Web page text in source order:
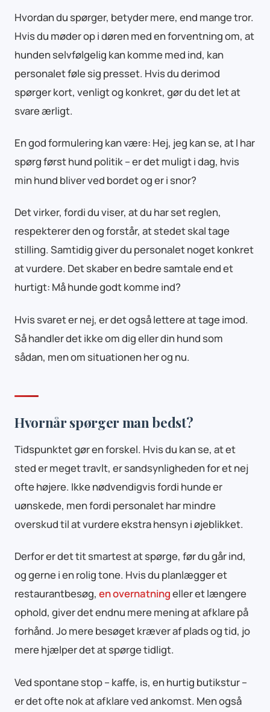
Hvordan du spørger, betyder mere, end mange tror.
Hvis du møder op i døren med en forventning om, at
hunden selvfølgelig kan komme med ind, kan
personalet føle sig presset. Hvis du derimod
spørger kort, venligt og konkret, gør du det let at
svare ærligt.
En god formulering kan være: Hej, jeg kan se, at I har
spørg først hund politik – er det muligt i dag, hvis
min hund bliver ved bordet og er i snor?
Det virker, fordi du viser, at du har set reglen,
respekterer den og forstår, at stedet skal tage
stilling. Samtidig giver du personalet noget konkret
at vurdere. Det skaber en bedre samtale end et
hurtigt: Må hunde godt komme ind?
Hvis svaret er nej, er det også lettere at tage imod.
Så handler det ikke om dig eller din hund som
sådan, men om situationen her og nu.
Hvornår spørger man bedst?
Tidspunktet gør en forskel. Hvis du kan se, at et
sted er meget travlt, er sandsynligheden for et nej
ofte højere. Ikke nødvendigvis fordi hunde er
uønskede, men fordi personalet har mindre
overskud til at vurdere ekstra hensyn i øjeblikket.
Derfor er det tit smartest at spørge, før du går ind,
og gerne i en rolig tone. Hvis du planlægger et
restaurantbesøg, en overnatningeller et længere
ophold, giver det endnu mere mening at afklare på
forhånd. Jo mere besøget kræver af plads og tid, jo
mere hjælper det at spørge tidligt.
Ved spontane stop – kaffe, is, en hurtig butikstur –
er det ofte nok at afklare ved ankomst. Men også